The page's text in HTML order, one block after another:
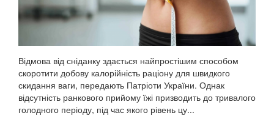
Відмова від сніданку здається найпростішим способом
скоротити добову калорійність раціону для швидкого
скидання ваги, передають Патріоти України. Однак
відсутність ранкового прийому їжі призводить до тривалого
голодного періоду, під час якого рівень цу...